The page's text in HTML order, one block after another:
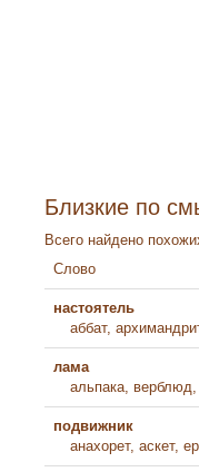
Близкие по
Всего найдено
Слово
настоятель
аббат,
лама
альпака, верблюд,
подвижник
анахорет, аскет,